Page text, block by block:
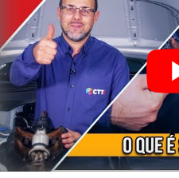
i
t
o
M
o
t
o